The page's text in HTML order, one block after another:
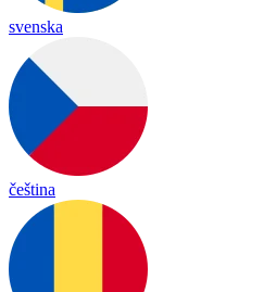
svenska
čeština